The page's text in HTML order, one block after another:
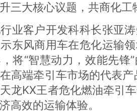
三大核心议题，共商化
业客户开发科科长张亚
东风商用车在危化运输
将“智慧动力，效能先锋
高端牵引车市场的代表
龙KX王者危化燃油牵引
高效的运输体验。